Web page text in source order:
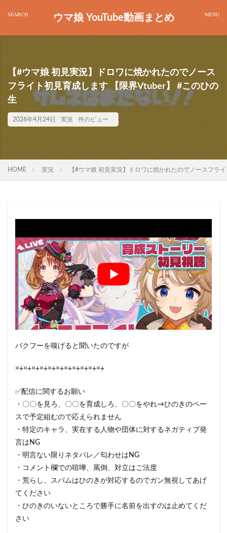
ウマ娘 YouTube動画まとめ
【#ウマ娘 初見実況】ドロワに焼かれたのでノース
フライト初見育成します 【限界Vtuber】 #このひの
生
2026年4月24日 実況 件のビュー
HOME 実況 【#ウマ娘 初見実況】ドロワに焼かれたのでノースフラ
バクフーを嗅げると聞いたのですが
=+=+=+=+=+=+=+=+=+=+=+
✅配信に関するお願い
・〇〇を見ろ、〇〇を育成しろ、〇〇をやれ→ひのきのペー
スで予定組むので応えられません
・特定のキャラ、実在する人物や団体に対するネガティブ発
言はNG
・明言ない限りネタバレ／匂わせはNG
・コメント欄での喧嘩、罵倒、対立はご法度
・荒らし、スパムはひのきが対応するのでガン無視してあげ
てください
・ひのきのいないところで勝手に名前を出すのは止めてくだ
さい